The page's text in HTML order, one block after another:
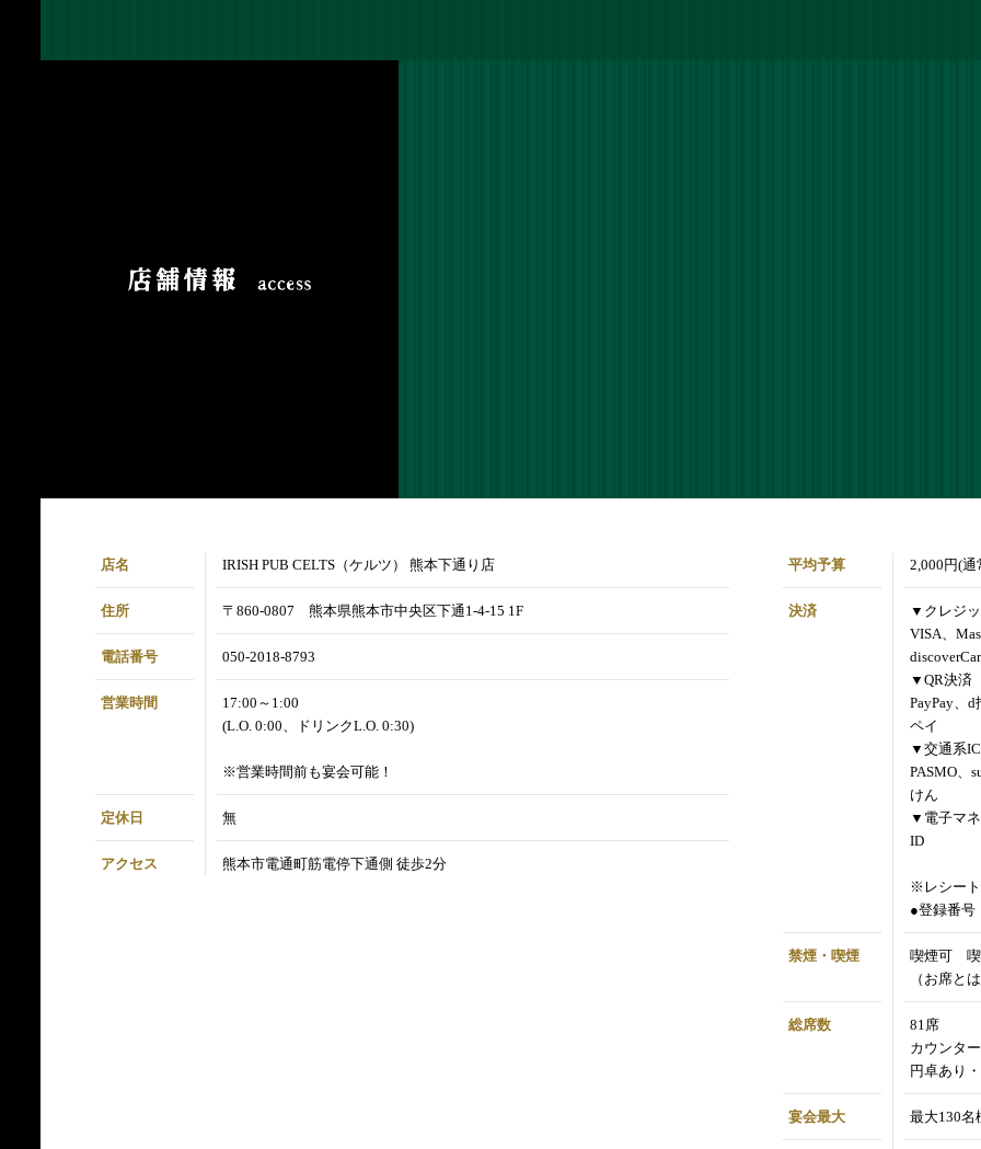
店名 IRISH PUB CELTS（ケルツ） 熊本下通り店
住所 〒860-0807 熊本県熊本市中央区下通1-4-15 1F
電話番号 050-2018-8793
営業時間
17:00～1:00
(L.O. 0:00、ドリンクL.O. 0:30)
※営業時間前も宴会可能！
定休日 無
アクセス 熊本市電通町筋電停下通側 徒歩2分
平均予算 2,000円(
決済
▼クレジ
VISA、
▼QR決済
PayPay、
ペイ
▼交通系IC
PASMO、
けん
▼電子マ
ID
※レシー
●登録番号
禁煙・喫煙
喫煙可 喫
（お席と
総席数
81席
カウンタ
円卓あり
宴会最大 最大130名